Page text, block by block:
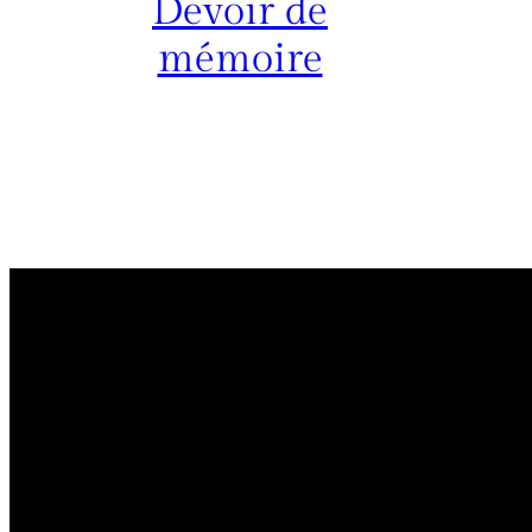
Devoir de
mémoire